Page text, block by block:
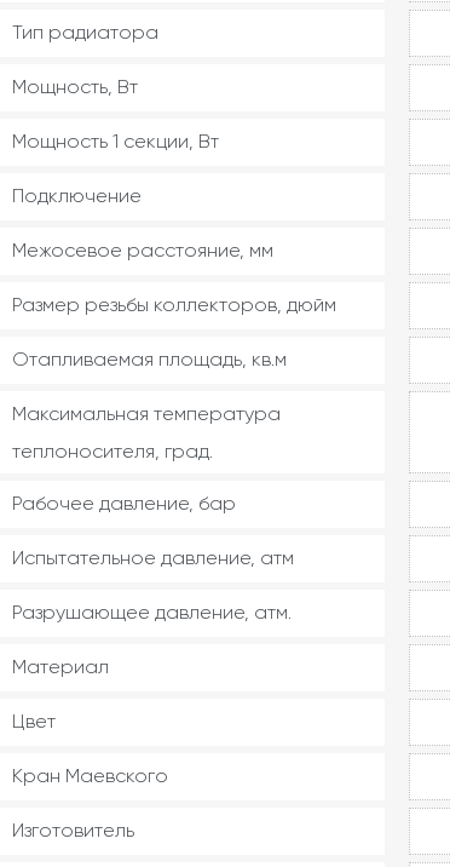
Тип радиатора
Мощность, Вт
Мощность 1 секции, Вт
Подключение
Межосевое расстояние, мм
Размер резьбы коллекторов, дюйм
Отапливаемая площадь, кв.м
Максимальная температура
теплоносителя, град.
Рабочее давление, бар
Испытательное давление, атм
Разрушающее давление, атм.
Материал
Цвет
Кран Маевского
Изготовитель